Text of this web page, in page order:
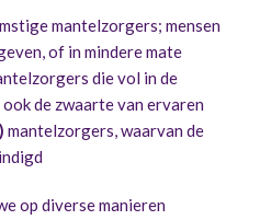
mantelzorgers; mensen
of in mindere mate
die vol in de
de zwaarte van ervaren
mantelzorgers, waarvan de
op diverse manieren